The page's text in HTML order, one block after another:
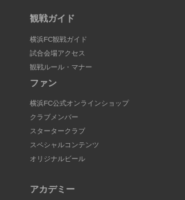
観戦ガイド
横浜FC観戦ガイド
試合会場アクセス
観戦ルール・マナー
ファン
横浜FC公式オンラインショップ
クラブメンバー
スタータークラブ
スペシャルコンテンツ
オリジナルビール
アカデミー